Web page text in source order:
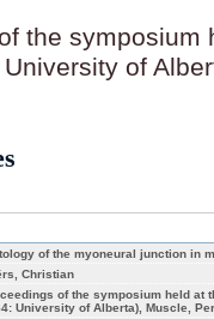
the symposium
of
of the myoneural junction in
Christian
of the symposium held at
University of Alberta), Muscle,